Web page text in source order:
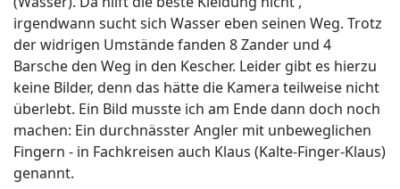
irgendwann sucht sich Wasser eben seinen Weg. Trotz
der widrigen Umstände fanden 8 Zander und 4
Barsche den Weg in den Kescher. Leider gibt es hierzu
keine Bilder, denn das hätte die Kamera teilweise nicht
überlebt. Ein Bild musste ich am Ende dann doch noch
machen: Ein durchnässter Angler mit unbeweglichen
Fingern - in Fachkreisen auch Klaus (Kalte-Finger-Klaus)
genannt.